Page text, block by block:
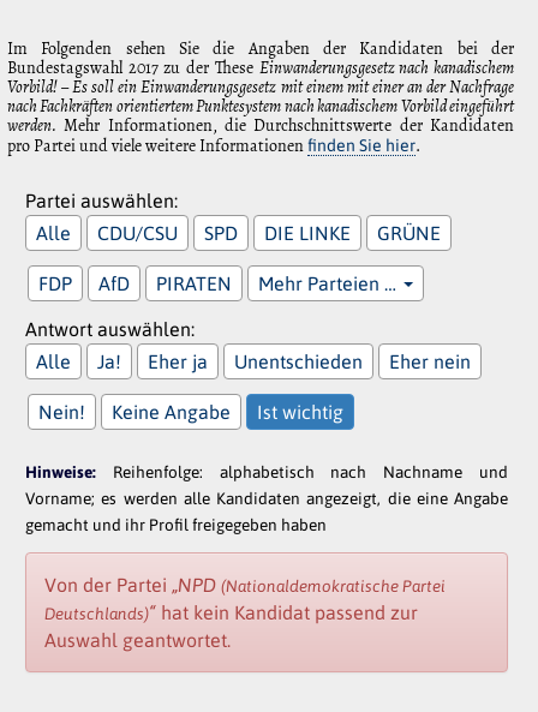
Im Folgenden sehen Sie die Angaben der Kandidaten bei der
Bundestagswahl 2017 zu der These Einwanderungsgesetz nach kanadischem
Vorbild! – Es soll ein Einwanderungsgesetz mit einem mit einer an der Nachfrage
nach Fachkräften orientiertem Punktesystem nach kanadischem Vorbild eingeführt
werden. Mehr Informationen, die Durchschnittswerte der Kandidaten
pro Partei und viele weitere Informationenfinden Sie hier.
Partei auswählen:
Alle
CDU/CSU SPD DIE LINKE GRÜNE
FDP AfD PIRATEN Mehr Parteien …
Antwort auswählen:
Alle
Ja! Eher ja Unentschieden Eher nein
Nein! Keine Angabe Ist wichtig
Hinweise: Reihenfolge: alphabetisch nach Nachname und
Vorname; es werden alle Kandidaten angezeigt, die eine Angabe
gemacht und ihr Profil freigegeben haben
Von der Partei „NPD (Nationaldemokratische Partei
Deutschlands)“ hat kein Kandidat passend zur
Auswahl geantwortet.